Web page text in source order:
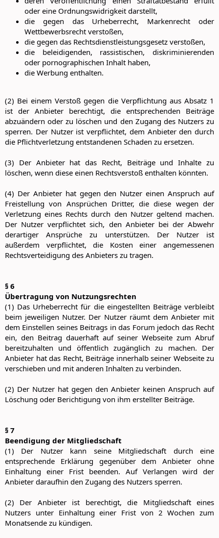
oder eine Ordnungswidrigkeit darstellt,
die gegen das Urheberrecht, Markenrecht oder
Wettbewerbsrecht verstoßen,
die gegen das Rechtsdienstleistungsgesetz verstoßen,
die beleidigenden, rassistischen, diskriminierenden
oder pornographischen Inhalt haben,
die Werbung enthalten.
(2) Bei einem Verstoß gegen die Verpflichtung aus Absatz 1
ist der Anbieter berechtigt, die entsprechenden Beiträge
abzuändern oder zu löschen und den Zugang des Nutzers zu
sperren. Der Nutzer ist verpflichtet, dem Anbieter den durch
die Pflichtverletzung entstandenen Schaden zu ersetzen.
(3) Der Anbieter hat das Recht, Beiträge und Inhalte zu
löschen, wenn diese einen Rechtsverstoß enthalten könnten.
(4) Der Anbieter hat gegen den Nutzer einen Anspruch auf
Freistellung von Ansprüchen Dritter, die diese wegen der
Verletzung eines Rechts durch den Nutzer geltend machen.
Der Nutzer verpflichtet sich, den Anbieter bei der Abwehr
derartiger Ansprüche zu unterstützen. Der Nutzer ist
außerdem verpflichtet, die Kosten einer angemessenen
Rechtsverteidigung des Anbieters zu tragen.
§ 6
Übertragung von Nutzungsrechten
(1) Das Urheberrecht für die eingestellten Beiträge verbleibt
beim jeweiligen Nutzer. Der Nutzer räumt dem Anbieter mit
dem Einstellen seines Beitrags in das Forum jedoch das Recht
ein, den Beitrag dauerhaft auf seiner Webseite zum Abruf
bereitzuhalten und öffentlich zugänglich zu machen. Der
Anbieter hat das Recht, Beiträge innerhalb seiner Webseite zu
verschieben und mit anderen Inhalten zu verbinden.
(2) Der Nutzer hat gegen den Anbieter keinen Anspruch auf
Löschung oder Berichtigung von ihm erstellter Beiträge.
§ 7
Beendigung der Mitgliedschaft
(1) Der Nutzer kann seine Mitgliedschaft durch eine
entsprechende Erklärung gegenüber dem Anbieter ohne
Einhaltung einer Frist beenden. Auf Verlangen wird der
Anbieter daraufhin den Zugang des Nutzers sperren.
(2) Der Anbieter ist berechtigt, die Mitgliedschaft eines
Nutzers unter Einhaltung einer Frist von 2 Wochen zum
Monatsende zu kündigen.